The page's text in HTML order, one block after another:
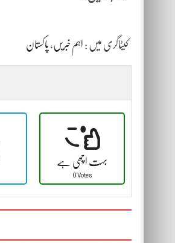
کیٹاگری میں : اہم خبریں ، پاکستان
بہت اچھی ہے
0 Votes